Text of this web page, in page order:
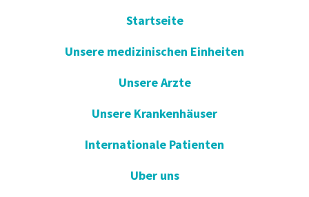
Startseite
Unsere medizinischen Einheiten
Unsere Arzte
Unsere Krankenhäuser
Internationale Patienten
Uber uns